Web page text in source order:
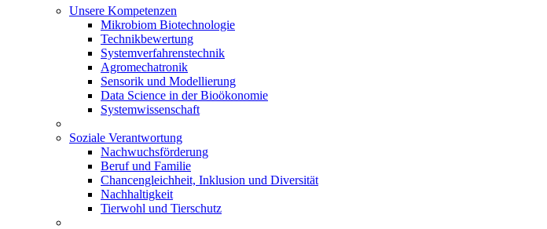
Unsere Kompetenzen
Mikrobiom Biotechnologie
Technikbewertung
Systemverfahrenstechnik
Agromechatronik
Sensorik und Modellierung
Data Science in der Bioökonomie
Systemwissenschaft
Soziale Verantwortung
Nachwuchsförderung
Beruf und Familie
Chancengleichheit, Inklusion und Diversität
Nachhaltigkeit
Tierwohl und Tierschutz